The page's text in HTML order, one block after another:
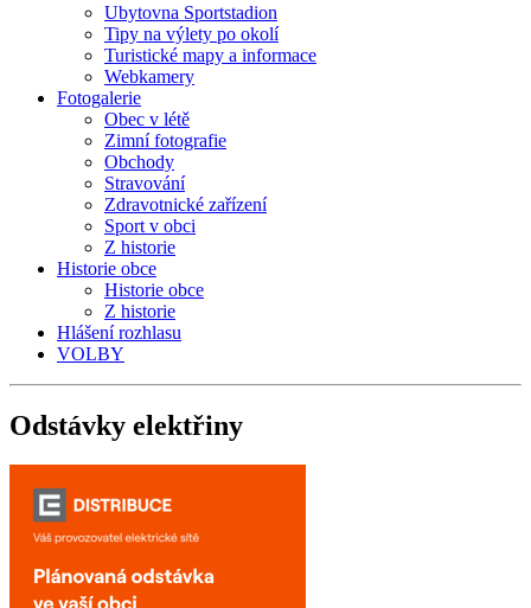
Ubytovna Sportstadion
Tipy na výlety po okolí
Turistické mapy a informace
Webkamery
Fotogalerie
Obec v létě
Zimní fotografie
Obchody
Stravování
Zdravotnické zařízení
Sport v obci
Z historie
Historie obce
Historie obce
Z historie
Hlášení rozhlasu
VOLBY
Odstávky elektřiny